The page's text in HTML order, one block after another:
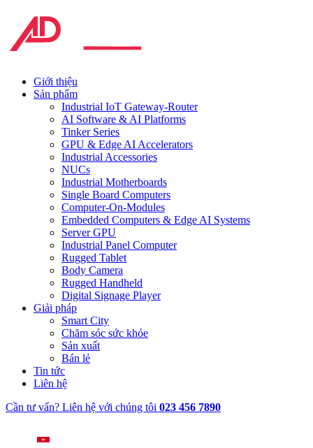
Giới thiệu
Sản phẩm
Industrial IoT Gateway-Router
AI Software & AI Platforms
Tinker Series
GPU & Edge AI Accelerators
Industrial Accessories
NUCs
Industrial Motherboards
Single Board Computers
Computer-On-Modules
Embedded Computers & Edge AI Systems
Server GPU
Industrial Panel Computer
Rugged Tablet
Body Camera
Rugged Handheld
Digital Signage Player
Giải pháp
Smart City
Chăm sóc sức khỏe
Sản xuất
Bán lẻ
Tin tức
Liên hệ
Cần tư vấn? Liên hệ với chúng tôi 023 456 7890